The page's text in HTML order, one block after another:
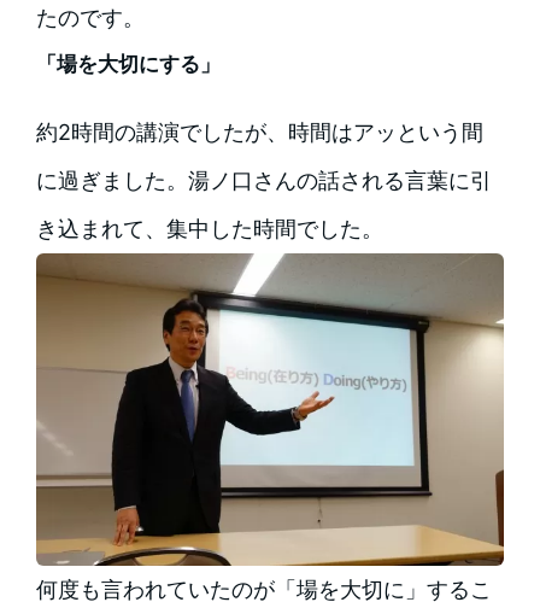
たのです。
「場を大切にする」
約2時間の講演でしたが、時間はアッという間
に過ぎました。湯ノ口さんの話される言葉に引
き込まれて、集中した時間でした。
何度も言われていたのが「場を大切に」するこ